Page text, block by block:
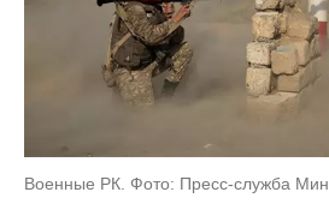
Военные РК. Фото: Пресс-служба